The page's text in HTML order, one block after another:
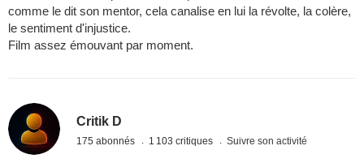
comme le dit son mentor, cela canalise en lui la révolte, la colère,
le sentiment d'injustice.
Film assez émouvant par moment.
Critik D
175 abonnés 1 103 critiques Suivre son activité